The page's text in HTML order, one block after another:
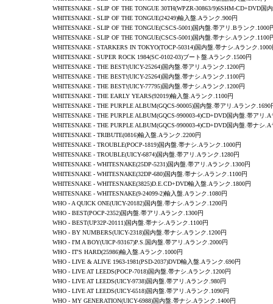
WHITESNAKE - SLIP OF THE TONGUE 30TH(WPZR-30863/9)6SHM-CD+DVD国
WHITESNAKE - SLIP OF THE TONGUE(24249)輸入盤.Aランク.900円
WHITESNAKE - SLIP OF THE TONGUE(CSCS-5001)国内盤.帯アリ.Bランク.1000
WHITESNAKE - SLIP OF THE TONGUE(CSCS-5001)国内盤.帯ナシ.Aランク.1100
WHITESNAKE - STARKERS IN TOKYO(TOCP-50314)国内盤.帯ナシ.Aランク.1000
WHITESNAKE - SUPER ROCK 1984(SC-0102-03)ブート盤.Aランク.1500円
WHITESNAKE - THE BEST!(UICY-25264)国内盤.帯アリ.Aランク.1200円
WHITESNAKE - THE BEST!(UICY-25264)国内盤.帯ナシ.Aランク.1100円
WHITESNAKE - THE BEST!(UICY-77795)国内盤.帯ナシ.Aランク.1200円
WHITESNAKE - THE EARLY YEARS(92019)輸入盤.Aランク.1100円
WHITESNAKE - THE PURPLE ALBUM(GQCS-90005)国内盤.帯アリ.Aランク.1690
WHITESNAKE - THE PURPLE ALBUM(GQCS-990003-4)CD+DVD国内盤.帯アリ
WHITESNAKE - THE PURPLE ALBUM(GQCS-990003-4)CD+DVD国内盤.帯ナシ
WHITESNAKE - TRIBUTE(0816)輸入盤.Aランク.2200円
WHITESNAKE - TROUBLE(POCP-1819)国内盤.帯ナシ.Aランク.1000円
WHITESNAKE - TROUBLE(UICY-6874)国内盤.帯アリ.Aランク.1280円
WHITESNAKE - WHITESNAKE(25DP-5231)国内盤.帯アリ.Aランク.1300円
WHITESNAKE - WHITESNAKE(32DP-680)国内盤.帯ナシ.Aランク.1100円
WHITESNAKE - WHITESNAKE(3825)D.E.CD+DVD輸入盤.Aランク.1800円
WHITESNAKE - WHITESNAKE(9-24099-2)輸入盤.Aランク.1080円
WHO - A QUICK ONE(UICY-20182)国内盤.帯ナシ.Aランク.1200円
WHO - BEST(POCP-2352)国内盤.帯アリ.Aランク.1300円
WHO - BEST(UP32P-20111)国内盤.帯ナシ.Aランク.1100円
WHO - BY NUMBERS(UICY-2318)国内盤.帯ナシ.Aランク.1200円
WHO - I'M A BOY(UICP-93167)P.S.国内盤.帯アリ.Aランク.2000円
WHO - IT'S HARD(25986)輸入盤.Aランク.1000円
WHO - LIVE & ALIVE 1963-1981(PSD-2037)DVD輸入盤.Aランク.690円
WHO - LIVE AT LEEDS(POCP-7018)国内盤.帯ナシ.Aランク.1200円
WHO - LIVE AT LEEDS(UICY-9738)国内盤.帯アリ.Aランク.980円
WHO - LIVE AT LEEDS(UICY-6518)国内盤.帯アリ.Aランク.1090円
WHO - MY GENERATION(UICY-6988)国内盤.帯ナシ.Aランク.1400円